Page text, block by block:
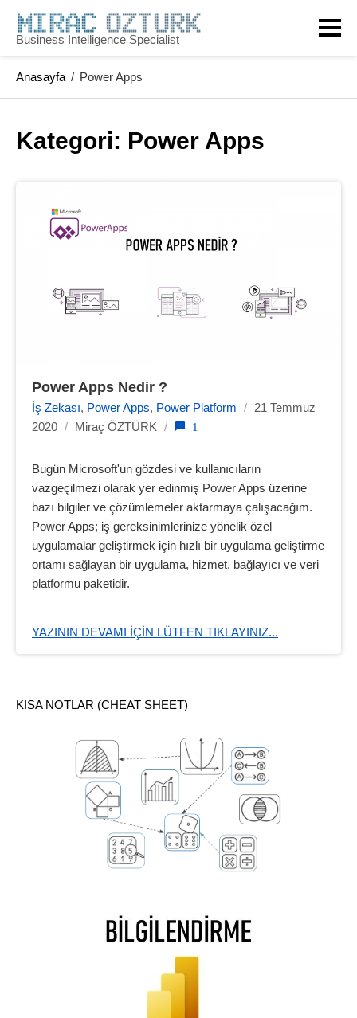
content
Business Intelligence Specialist
Anasayfa / Power Apps
Kategori: Power Apps
Power Apps Nedir ?
İş Zekası, Power Apps, Power Platform / 21 Temmuz
2020 / Miraç ÖZTÜRK / 1
Bugün Microsoft'un gözdesi ve kullanıcıların
vazgeçilmezi olarak yer edinmiş Power Apps üzerine
bazı bilgiler ve çözümlemeler aktarmaya çalışacağım.
Power Apps; iş gereksinimlerinize yönelik özel
uygulamalar geliştirmek için hızlı bir uygulama geliştirme
ortamı sağlayan bir uygulama, hizmet, bağlayıcı ve veri
platformu paketidir.
YAZININ DEVAMI IÇIN LÜTFEN TIKLAYINIZ...
KISA NOTLAR (CHEAT SHEET)